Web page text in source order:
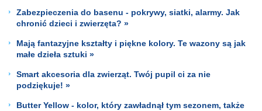
Zabezpieczenia do basenu - pokrywy, siatki, alarmy. Jak
chronić dzieci i zwierzęta? »
Mają fantazyjne kształty i piękne kolory. Te wazony są jak
małe dzieła sztuki »
Smart akcesoria dla zwierząt. Twój pupil ci za nie
podziękuje! »
Butter Yellow - kolor, który zawładnął tym sezonem, także